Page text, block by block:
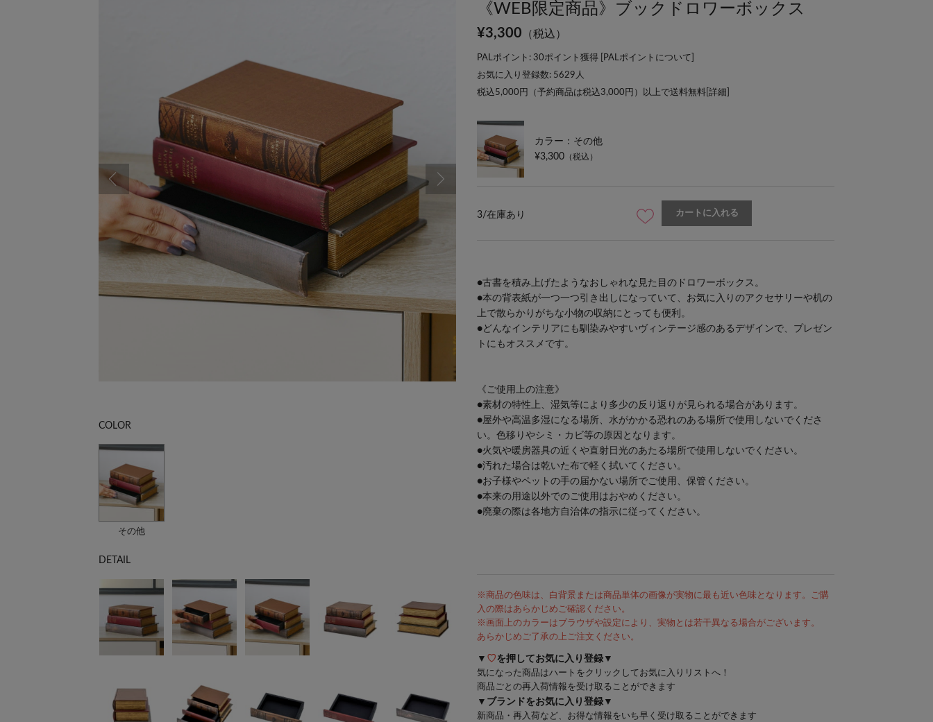
COLOR
その他
DETAIL
《WEB限定商品》ブックドロワーボックス
¥3,300 （税込）
PALポイント: 30ポイント獲得 [ PALポイントについて
お気に入り登録数: 5629 人
税込5,000円（予約商品は税込3,000円）以上で送料無料[ 詳細
カラー：その他
¥3,300 （税込）
3/在庫あり カートに入れる
●古書を積み上げたようなおしゃれな見た目のドロワーボックス。
●本の背表紙が一つ一つ引き出しになっていて、お気に入りのアクセサリーや机の
上で散らかりがちな小物の収納にとっても便利。
●どんなインテリアにも馴染みやすいヴィンテージ感のあるデザインで、プレゼン
トにもオススメです。
《ご使用上の注意》
●素材の特性上、湿気等により多少の反り返りが見られる場合があります。
●屋外や高温多湿になる場所、水がかかる恐れのある場所で使用しないでくださ
い。色移りやシミ・カビ等の原因となります。
●火気や暖房器具の近くや直射日光のあたる場所で使用しないでください。
●汚れた場合は乾いた布で軽く拭いてください。
●お子様やペットの手の届かない場所でご使用、保管ください。
●本来の用途以外でのご使用はおやめください。
●廃棄の際は各地方自治体の指示に従ってください。
※商品の色味は、白背景または商品単体の画像が実物に最も近い色味となります。ご購
入の際はあらかじめご確認ください。
※画面上のカラーはブラウザや設定により、実物とは若干異なる場合がございます。
あらかじめご了承の上ご注文ください。
▼ ♡を押してお気に入り登録▼
気になった商品はハートをクリックしてお気に入りリストへ！
商品ごとの再入荷情報を受け取ることができます
▼ブランドをお気に入り登録▼
新商品・再入荷など、お得な情報をいち早く受け取ることができます